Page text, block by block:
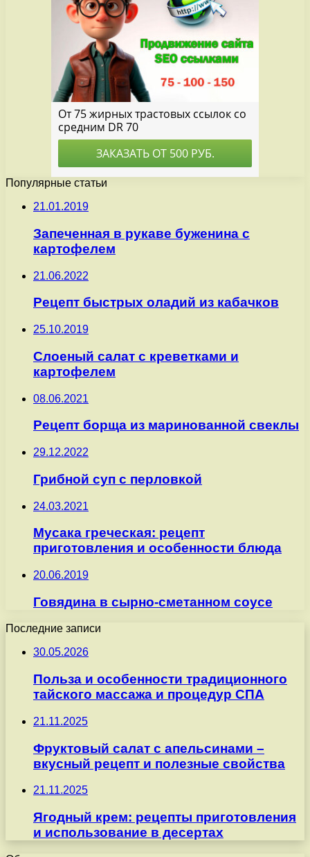
Популярные статьи
21.01.2019
Запеченная в рукаве буженина с
картофелем
21.06.2022
Рецепт быстрых оладий из кабачков
25.10.2019
Слоеный салат с креветками и
картофелем
08.06.2021
Рецепт борща из маринованной свеклы
29.12.2022
Грибной суп с перловкой
24.03.2021
Мусака греческая: рецепт
приготовления и особенности блюда
20.06.2019
Говядина в сырно-сметанном соусе
Последние записи
30.05.2026
Польза и особенности традиционного
тайского массажа и процедур СПА
21.11.2025
Фруктовый салат с апельсинами –
вкусный рецепт и полезные свойства
21.11.2025
Ягодный крем: рецепты приготовления
и использование в десертах